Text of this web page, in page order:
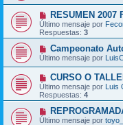
RESUMEN 2007
Último mensaje por
Respuestas: 3
Campeonato
Último mensaje por
CURSO O
Último mensaje por Luis
Respuestas: 4
Último mensaje por